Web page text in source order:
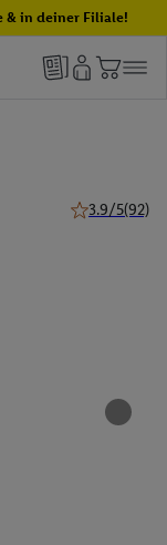
& in deiner Filiale!
3.9/5(92)